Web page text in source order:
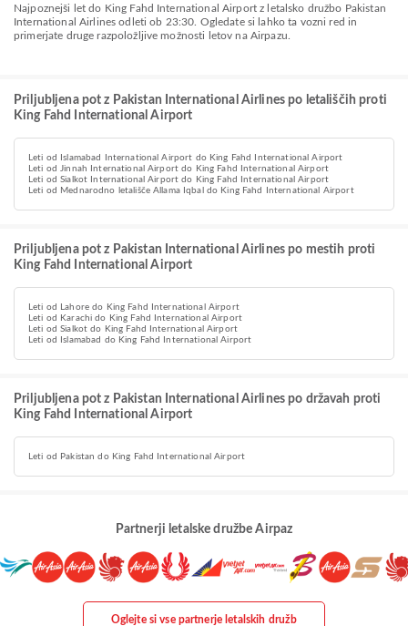
Najpoznejši let do King Fahd International Airport z letalsko družbo Pakistan
International Airlines odleti ob 23:30. Ogledate si lahko ta vozni red in
primerjate druge razpoložljive možnosti letov na Airpazu.
Priljubljena pot z Pakistan International Airlines po letališčih proti
King Fahd International Airport
Leti od Islamabad International Airport do King Fahd International Airport
Leti od Jinnah International Airport do King Fahd International Airport
Leti od Sialkot International Airport do King Fahd International Airport
Leti od Mednarodno letališče Allama Iqbal do King Fahd International Airport
Priljubljena pot z Pakistan International Airlines po mestih proti
King Fahd International Airport
Leti od Lahore do King Fahd International Airport
Leti od Karachi do King Fahd International Airport
Leti od Sialkot do King Fahd International Airport
Leti od Islamabad do King Fahd International Airport
Priljubljena pot z Pakistan International Airlines po državah proti
King Fahd International Airport
Leti od Pakistan do King Fahd International Airport
Partnerji letalske družbe Airpaz
Oglejte si vse partnerje letalskih družb